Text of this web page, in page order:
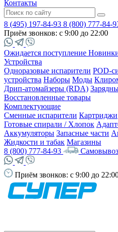
Контакты
8 (495) 197-84-93 8 (800) 777-84-
Приём звонков: с 9:00 до 22:00
Ожидается поступление
Устройства
Одноразовые испарители POD-
устройства Наборы Моды
Дрип-атомайзеры (RDA)
Восстановленные товары
Комплектующие
Сменные испарители Картриджи
Готовые спирали / Хлопок
Аккумуляторы Запасные части
Жидкости и табак Магазины
8 (800) 777-84-93
Самовывоз
Приём звонков: с 9:00 до